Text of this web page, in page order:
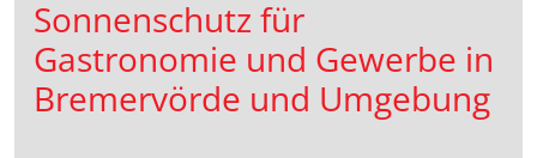
Sonnenschutz für
Gastronomie und Gewerbe in
Bremervörde und Umgebung